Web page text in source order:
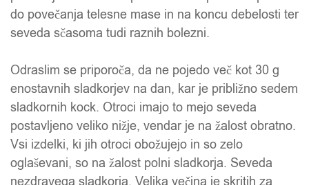
do povečanja telesne mase in na koncu debelosti ter
seveda sčasoma tudi raznih bolezni.
Odraslim se priporoča, da ne pojedo več kot 30 g
enostavnih sladkorjev na dan, kar je približno sedem
sladkornih kock. Otroci imajo to mejo seveda
postavljeno veliko nižje, vendar je na žalost obratno.
Vsi izdelki, ki jih otroci obožujejo in so zelo
oglaševani, so na žalost polni sladkorja. Seveda
nezdravega sladkorja. Velika večina je skritih za